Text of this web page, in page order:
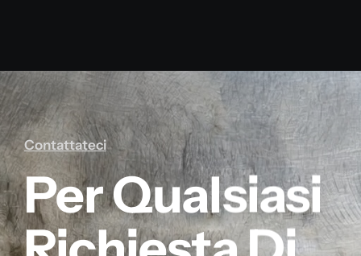
Contattateci
Per Qualsiasi